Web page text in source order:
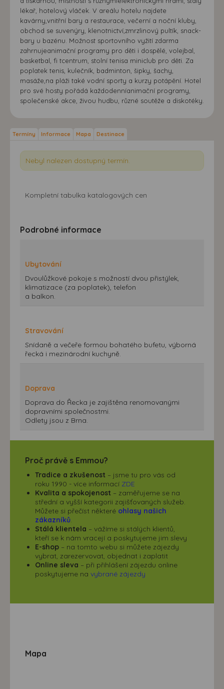
lékař, hotelový vláček. V areálu hotelu najdete
kavárny,vnitřní bary a restaurace, večerní a noční kluby,
obchod se suvenýry, klenotnictví,zmrzlinový pultík, snack-
bary u bazénu. Možnost sportovního vyžití zdarma
zahrnujeanimační programy pro děti i dospělé, volejbal,
basketbal, fi tcentrum, stolní tenisa miniclub pro děti. Za
poplatek tenis, kulečník, badminton, šipky, šachy,
masáže,na pláži také vodní sporty a kurzy potápění. Hotel
pro své hosty pořádá každodenníanimační programy,
společenské akce, živou hudbu, různé soutěže a diskotéky.
Termíny Informace Mapa Destinace
Nebyl nalezen dostupný termín.
Kompletní tabulka katalogových cen
Podrobné informace
Ubytování
Dvoulůžkové pokoje s možností dvou přistýlek,
klimatizace (za poplatek), telefon
a balkon.
Stravování
Snídaně a večeře formou bohatého bufetu, výborná
řecká i mezinárodní kuchyně.
Doprava
Doprava do Řecka je zajištěna renomovanými
dopravními společnostmi.
Odlety jsou z Brna.
Proč právě s Emmou?
Tradice a zkušenost – jsme tu pro vás od
roku 1990 - více informací ZDE
Kvalita a spokojenost – zaměřujeme se na
střední a vyšší kategorii zajišťovaných služeb.
Můžete si přečíst některé ohlasy našich
zákazníků.
Stálá klientela – vážíme si stálých klientů,
kteří se k nám vracejí a poskytujeme jim slevy
E-shop – na tomto webu si můžete zájezdy
vybrat, zarezervovat, objednat i zaplatit
Online sleva – při přihlášení zájezdu online
poskytujeme na vybrané zájezdy
Mapa